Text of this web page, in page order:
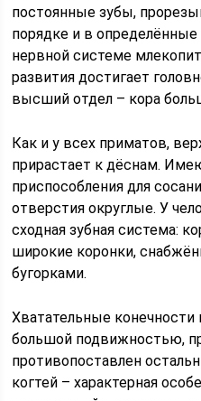
постоянные зубы,
порядке и в
нервной системе
развития достигает
высший отдел – кора
Как и у всех приматов,
прирастает к дёснам.
приспособления для
отверстия округлые. У
сходная зубная система:
широкие коронки,
бугорками.
Хватательные
большой подвижностью,
противопоставлен
когтей – характерная